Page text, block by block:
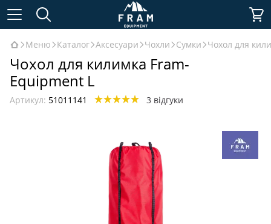
Меню Каталог Аксесуари Чохли Сумки Чохол для
Чохол для килимка Fram-
Equipment L
Артикул: 51011141 3 відгуки